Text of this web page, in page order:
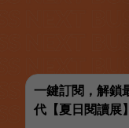
一鍵訂閱，解鎖
代【夏日閱讀展